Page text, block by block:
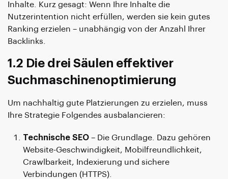
Inhalte. Kurz gesagt: Wenn Ihre Inhalte die
Nutzerintention nicht erfüllen, werden sie kein gutes
Ranking erzielen – unabhängig von der Anzahl Ihrer
Backlinks.
1.2 Die drei Säulen effektiver
Suchmaschinenoptimierung
Um nachhaltig gute Platzierungen zu erzielen, muss
Ihre Strategie Folgendes ausbalancieren:
Technische SEO – Die Grundlage. Dazu gehören
Website-Geschwindigkeit, Mobilfreundlichkeit,
Crawlbarkeit, Indexierung und sichere
Verbindungen (HTTPS).